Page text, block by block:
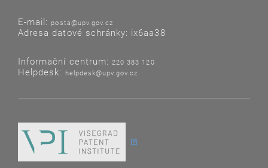
E-mail: posta@upv.gov.cz
Adresa datové schránky: ix6aa38
Informační centrum: 220 383 120
Helpdesk: helpdesk@upv.gov.cz